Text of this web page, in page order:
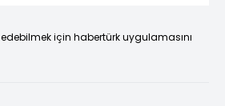
için habertürk uygulamasını